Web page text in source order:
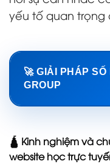
yếu tố quan trọng
🚀 GIẢI PHÁP
GROUP
🛕 Kinh nghiệm và
website học trực